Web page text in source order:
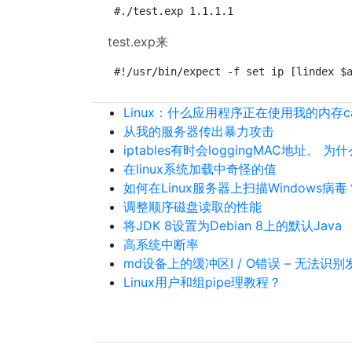
#./test.exp 1.1.1.1
test.exp来
#!/usr/bin/expect -f set ip [lindex
Linux：什么应用程序正在使用我的内存
从我的服务器传出暴力攻击
iptables有时会loggingMAC地址。 为什
在linux系统加载中奇怪的值
如何在Linux服务器上扫描Windows病毒
调整顺序磁盘读取的性能
将JDK 8设置为Debian 8上的默认Java
高系统中断率
md设备上的缓冲区I / O错误 – 无法识别
Linux用户和组pipe理教程？